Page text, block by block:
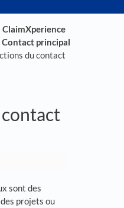
​ClaimXperience
​Contact principal
du contact
sont des
projets ou